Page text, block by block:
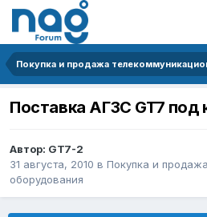
Поставка АГЗС GT7 под
Автор: GT7-2
31 августа, 2010 в Покупка и
оборудования